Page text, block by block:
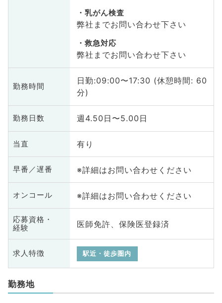
乳がん検査
弊社までお問い合わせ下さい
救急対応
弊社までお問い合わせ下さい
勤務時間
日勤:09:00〜17:30 (休憩時間: 60
分)
勤務日数 週4.50日〜5.00日
当直 有り
早番／遅番 ※詳細はお問い合わせください
オンコール ※詳細はお問い合わせください
応募資格・
経験
医師免許、保険医登録済
求人特徴 駅近・徒歩圏内
勤務地